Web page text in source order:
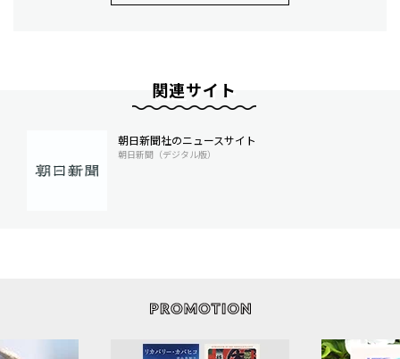
関連サイト
朝日新聞社のニュースサイト
朝日新聞（デジタル版）